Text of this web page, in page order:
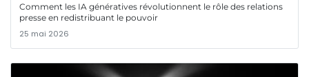
Comment les IA génératives révolutionnent le rôle des relations
presse en redistribuant le pouvoir
25 mai 2026